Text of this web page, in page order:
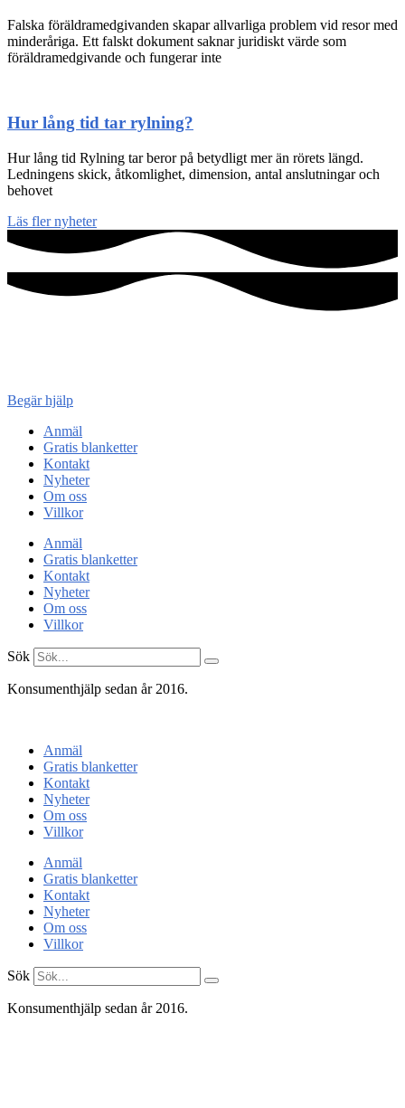
Falska föräldramedgivanden skapar allvarliga problem vid resor med
minderåriga. Ett falskt dokument saknar juridiskt värde som
föräldramedgivande och fungerar inte
Hur lång tid tar rylning?
Hur lång tid Rylning tar beror på betydligt mer än rörets längd.
Ledningens skick, åtkomlighet, dimension, antal anslutningar och
behovet
Läs fler nyheter
Begär hjälp
Anmäl
Gratis blanketter
Kontakt
Nyheter
Om oss
Villkor
Anmäl
Gratis blanketter
Kontakt
Nyheter
Om oss
Villkor
Sök
Konsumenthjälp sedan år 2016.
Anmäl
Gratis blanketter
Kontakt
Nyheter
Om oss
Villkor
Anmäl
Gratis blanketter
Kontakt
Nyheter
Om oss
Villkor
Sök
Konsumenthjälp sedan år 2016.